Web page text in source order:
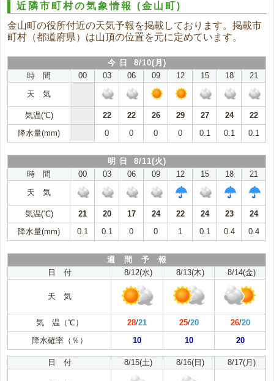
近隣市町村の気象情報(金山町)
金山町の役所付近の天気予報を掲載しております。掲載市
町村（都道府県）は山頂の位置を元に定めています。
今 日 8/10(月)
時 間
00 03 06 09 12 15 18
21
天 気
気温(℃) 22 22 26 29 27 24
22
降水量(mm)
0 0 0 0 0.1 0.1 0.1
明 日 8/11(火)
時 間
00 03 06 09 12 15 18
21
天 気
気温(℃) 21 20 17 24 22 24 23
24
降水量(mm)
0.1 0.1 0 0 1 0.1 0.4 0.4
週 間 予 報
日 付
8/12(水) 8/13(木) 8/14(金)
天 気
気 温（℃） 28/21 25/20 26/20
降水確率（％）
10 10 20
日 付 8/15(土) 8/16(日) 8/17(月)